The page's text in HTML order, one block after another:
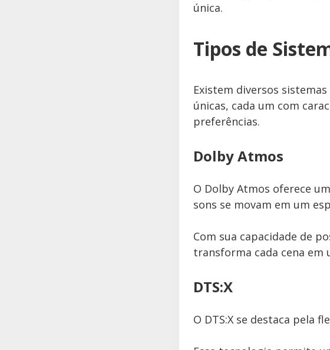
única.
Tipos de
Existem diversos
únicas, cada um com
preferências.
Dolby Atmos
O Dolby Atmos oferece
sons se movam em um
Com sua capacidade de
transforma cada cena em
DTS:X
O DTS:X se destaca pela